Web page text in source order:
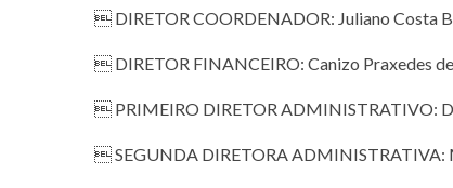
 DIRETOR COORDENADOR: Juliano Costa
 DIRETOR FINANCEIRO: Canizo Praxedes
 PRIMEIRO DIRETOR ADMINISTRATIVO:
 SEGUNDA DIRETORA ADMINISTRATIVA: